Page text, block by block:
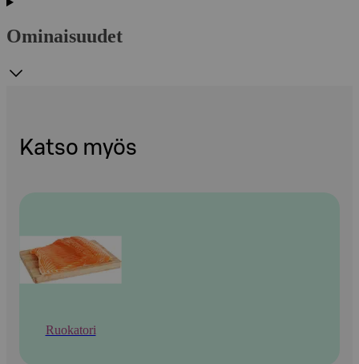
Ominaisuudet
Katso myös
Ruokatori